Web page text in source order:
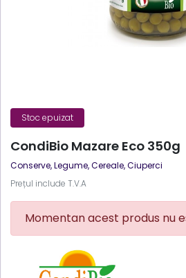
Stoc epuizat
CondiBio Mazare Eco 350g
Conserve,Legume, Cereale, Ciuperci
Prețul include T.V.A
Momentan acest produs nu